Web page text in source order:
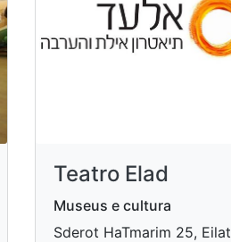
Teatro Elad
Museus e cultura
Sderot HaTmarim 25, Eilat